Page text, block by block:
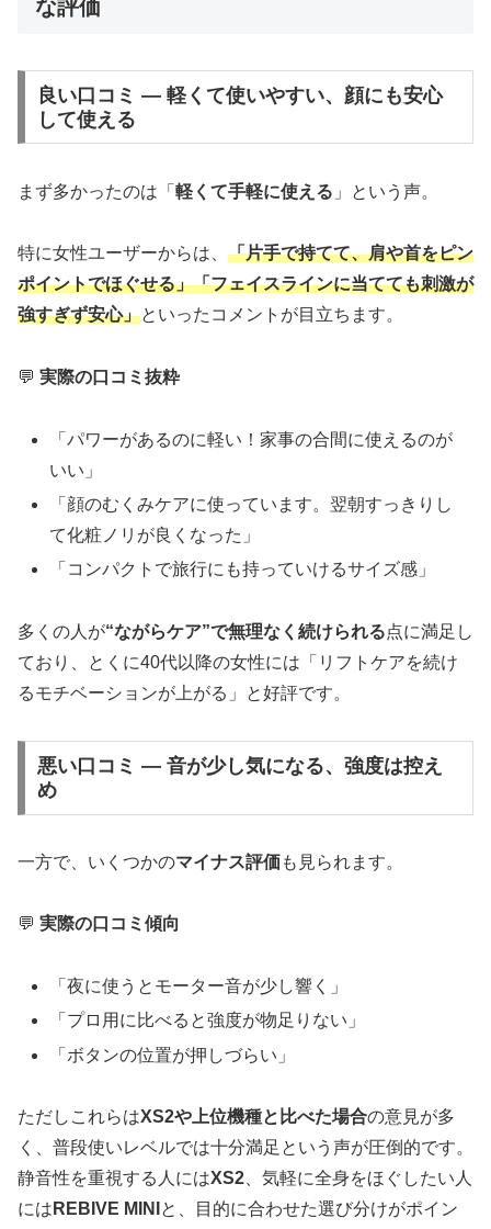
な評価
良い口コミ ― 軽くて使いやすい、顔にも安心
して使える
まず多かったのは「 軽くて手軽に使える 」という声。
特に女性ユーザーからは、 「片手で持てて、肩や首をピン
ポイントでほぐせる」「フェイスラインに当てても刺激が
強すぎず安心」といったコメントが目立ちます。
💬 実際の口コミ抜粋
「パワーがあるのに軽い！家事の合間に使えるのが
いい」
「顔のむくみケアに使っています。翌朝すっきりし
て化粧ノリが良くなった」
「コンパクトで旅行にも持っていけるサイズ感」
多くの人が“ながらケア”で無理なく続けられる点に満足し
ており、とくに40代以降の女性には「リフトケアを続け
るモチベーションが上がる」と好評です。
悪い口コミ ― 音が少し気になる、強度は控え
め
一方で、いくつかのマイナス評価も見られます。
💬 実際の口コミ傾向
「夜に使うとモーター音が少し響く」
「プロ用に比べると強度が物足りない」
「ボタンの位置が押しづらい」
ただしこれらはXS2や上位機種と比べた場合の意見が多
く、普段使いレベルでは十分満足という声が圧倒的です。
静音性を重視する人にはXS2、気軽に全身をほぐしたい人
には REBIVE MINI と、目的に合わせた選び分けがポイン